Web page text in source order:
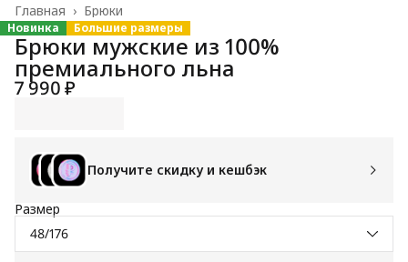
Брюки
Главная ›
Новинка Большие размеры
Брюки мужские из 100%
премиального льна
7 990 ₽
Получите скидку и кешбэк
Размер
48/176